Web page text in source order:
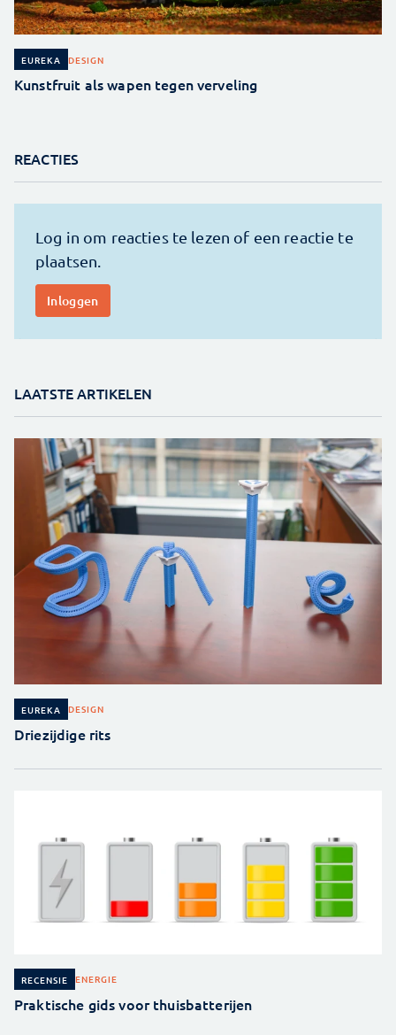
EUREKA DESIGN
Kunstfruit als wapen tegen verveling
REACTIES
LAATSTE ARTIKELEN
EUREKA DESIGN
Driezijdige rits
RECENSIE ENERGIE
Praktische gids voor thuisbatterijen